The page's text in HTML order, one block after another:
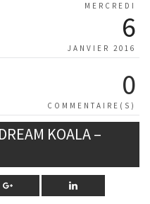
MERCREDI
6
JANVIER 2016
0
COMMENTAIRE(S)
KOALA –